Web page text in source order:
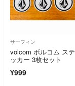
サーフィン
volcom ボルコム ステ
ッカー 3枚セット
¥999